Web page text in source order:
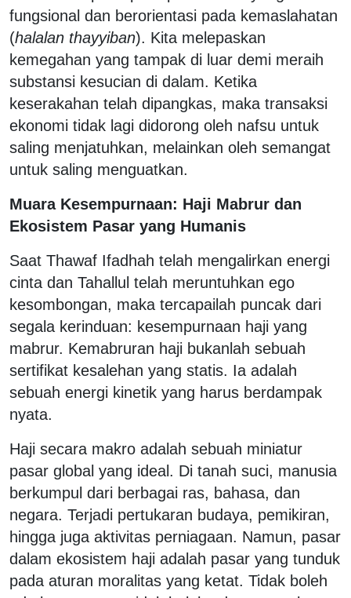
fungsional dan berorientasi pada kemaslahatan
(halalan thayyiban). Kita melepaskan
kemegahan yang tampak di luar demi meraih
substansi kesucian di dalam. Ketika
keserakahan telah dipangkas, maka transaksi
ekonomi tidak lagi didorong oleh nafsu untuk
saling menjatuhkan, melainkan oleh semangat
untuk saling menguatkan.
Muara Kesempurnaan: Haji Mabrur dan
Ekosistem Pasar yang Humanis
Saat Thawaf Ifadhah telah mengalirkan energi
cinta dan Tahallul telah meruntuhkan ego
kesombongan, maka tercapailah puncak dari
segala kerinduan: kesempurnaan haji yang
mabrur. Kemabruran haji bukanlah sebuah
sertifikat kesalehan yang statis. Ia adalah
sebuah energi kinetik yang harus berdampak
nyata.
Haji secara makro adalah sebuah miniatur
pasar global yang ideal. Di tanah suci, manusia
berkumpul dari berbagai ras, bahasa, dan
negara. Terjadi pertukaran budaya, pemikiran,
hingga juga aktivitas perniagaan. Namun, pasar
dalam ekosistem haji adalah pasar yang tunduk
pada aturan moralitas yang ketat. Tidak boleh